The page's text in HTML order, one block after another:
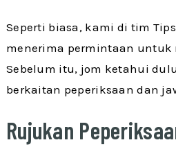
Seperti biasa, kami di tim
menerima permintaan untuk
Sebelum itu, jom ketahui
berkaitan peperiksaan dan
Rujukan